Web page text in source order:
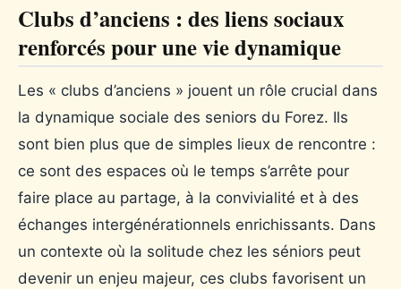
Clubs d’anciens : des liens sociaux
renforcés pour une vie dynamique
Les « clubs d’anciens » jouent un rôle crucial dans
la dynamique sociale des seniors du Forez. Ils
sont bien plus que de simples lieux de rencontre :
ce sont des espaces où le temps s’arrête pour
faire place au partage, à la convivialité et à des
échanges intergénérationnels enrichissants. Dans
un contexte où la solitude chez les séniors peut
devenir un enjeu majeur, ces clubs favorisent un